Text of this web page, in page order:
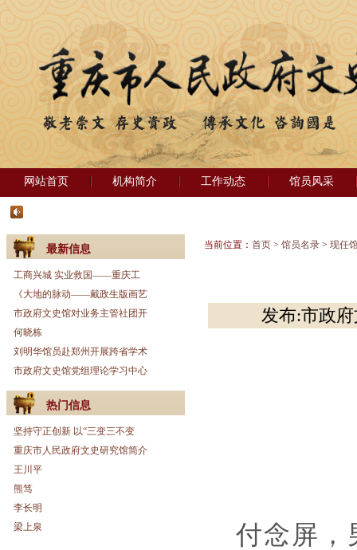
网站首页 机构简介 工作动态 馆员风采
最新信息
工商兴城 实业救国——重庆工
《大地的脉动——戴政生版画艺
市政府文史馆对业务主管社团开
何晓栋
刘明华馆员赴郑州开展跨省学术
市政府文史馆党组理论学习中心
热门信息
坚持守正创新 以“三变三不变
重庆市人民政府文史研究馆简介
王川平
熊笃
李长明
梁上泉
当前位置： 首页 > 馆员名录 > 现任
发布:市政
付念屏，